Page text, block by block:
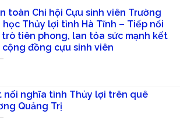
toàn Chi hội Cựu sinh viên Trường
học Thủy lợi tỉnh Hà Tĩnh – Tiếp nối
trò tiên phong, lan tỏa sức mạnh kết
cộng đồng cựu sinh viên
nối nghĩa tình Thủy lợi trên quê
Quảng Trị